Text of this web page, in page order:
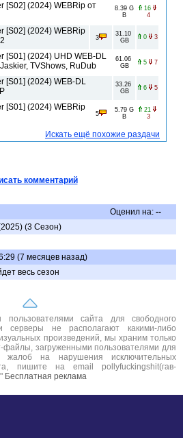
[S02] (2024) WEBRip от
8.39 G
B
16
4
[S02] (2024) WEBRip
3
31.10
GB
0 3
[S01] (2024) UHD WEB-DL
TVShows, RuDub
61.06
GB
5 7
[S01] (2024) WEB-DL
33.26
GB
6 5
[S01] (2024) WEBRip
5
5.79 G
B
21
3
Искать ещё похожие раздачи
комментарий
Оценил на: --
(3 Сезон)
(7 месяцев назад)
весь сезон
сайта для свободного
не располагают какими-либо
произведений, мы храним только
загруженными пользователями для
на нарушения исключительных
пишите на email pollyfuckingshit(гав-
Бесплатная реклама